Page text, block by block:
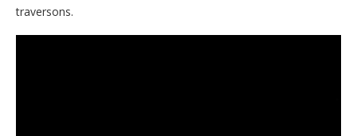
traversons.